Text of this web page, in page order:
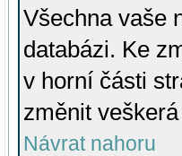
Všechna vaše
databázi. Ke
v horní části
změnit
Návrat nahoru